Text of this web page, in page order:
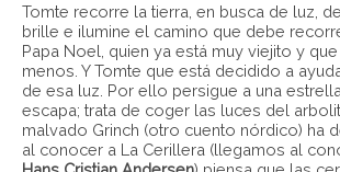
Tomte recorre la tierra, en busca de luz,
brille e ilumine el camino que debe
Papa Noel, quien ya está muy viejito y
menos. Y Tomte que está decidido a
de esa luz. Por ello persigue a una
escapa; trata de coger las luces del
malvado Grinch (otro cuento nórdico) ha
al conocer a La Cerillera (llegamos al